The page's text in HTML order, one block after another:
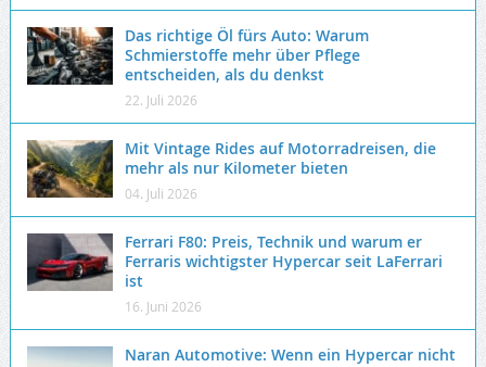
Das richtige Öl fürs Auto: Warum
Schmierstoffe mehr über Pflege
entscheiden, als du denkst
22. Juli 2026
Mit Vintage Rides auf Motorradreisen, die
mehr als nur Kilometer bieten
04. Juli 2026
Ferrari F80: Preis, Technik und warum er
Ferraris wichtigster Hypercar seit LaFerrari
ist
16. Juni 2026
Naran Automotive: Wenn ein Hypercar nicht